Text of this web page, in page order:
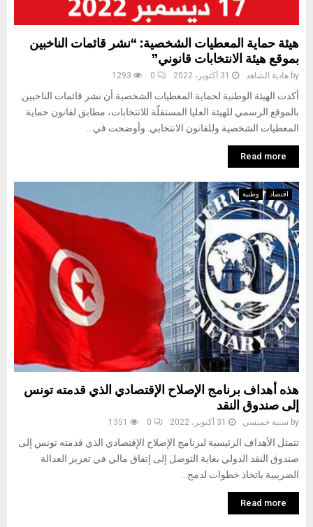
هيئة حماية المعطيات الشخصية: “نشر قائمات الناخبين
بموقع هيئة الانتخابات قانوني”
by هادية الشاهد 31 أكتوبر، 2022 0
1293
أكدت الهيئة الوطنية لحماية المعطيات الشخصية أن نشر قائمات الناخبين
بالموقع الرسمي للهيئة العليا المستقلّة للانتخابات، مطابق لقانون حماية
المعطيات الشخصية وللقانون الانتخابي. وأوضحت في...
Read more
اقتصاد وطنية
هذه أهداف برنامج الإصلاح الإقتصادي الذي قدمته تونس
إلى صندوق النقد
by سنية خميسي 31 أكتوبر، 2022 0
1351
تتمثل الأهداف الرئيسية لبرنامج الإصلاح الإقتصادي الذي قدمته تونس إلى
صندوق النقد الدولي بغاية التوصل إلى إتفاق مالي في تعزيز العدالة
الضريبية باتخاذ خطوات لدمج...
Read more